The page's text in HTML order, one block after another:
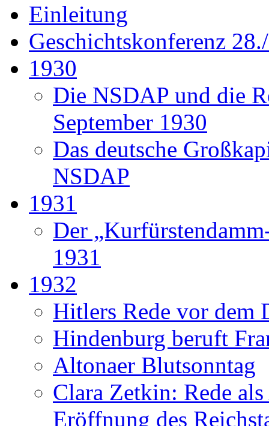
Einleitung
Geschichtskonferenz
1930
Die NSDAP und die
September 1930
Das deutsche
NSDAP
1931
Der
1931
1932
Hitlers Rede vor dem
Hindenburg beruft
Altonaer Blutsonntag
Clara Zetkin: Rede
Eröffnung des